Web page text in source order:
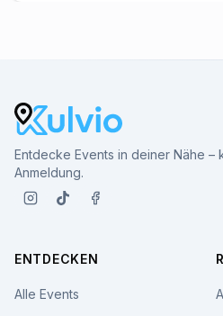
Entdecke Events in deiner Nähe –
Anmeldung.
ENTDECKEN
Alle Events